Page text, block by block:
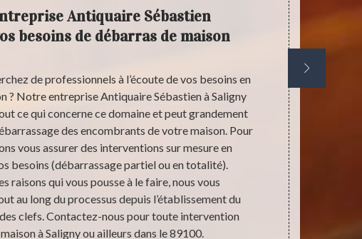
Antiquaire Sébastien
besoins de débarras de maison
de professionnels à l’écoute de vos besoins en
? Notre entreprise Antiquaire Sébastien à Saligny
ce qui concerne ce domaine et peut grandement
des encombrants de votre maison. Pour
vous assurer des interventions sur mesure en
besoins (débarrassage partiel ou en totalité).
raisons qui vous pousse à le faire, nous vous
au long du processus depuis l’établissement du
clefs. Contactez-nous pour toute intervention
à Saligny ou ailleurs dans le 89100.